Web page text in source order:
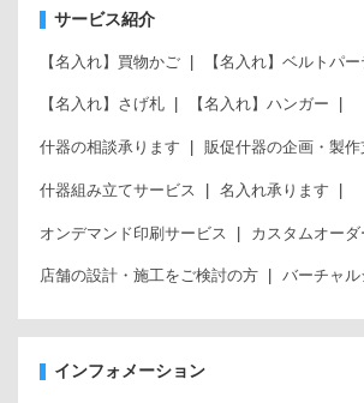
サービス紹介
【名入れ】買物かご 【名入れ】ベルトパ
【名入れ】さげ札 【名入れ】ハンガー
什器の相談承ります 販促什器の企画・製作
什器組み立てサービス 名入れ承ります
オンデマンド印刷サービス カスタムオーダ
店舗の設計・施工をご検討の方 バーチャ
インフォメーション